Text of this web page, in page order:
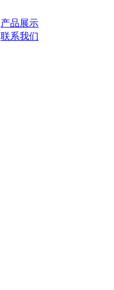
产品展示
联系我们